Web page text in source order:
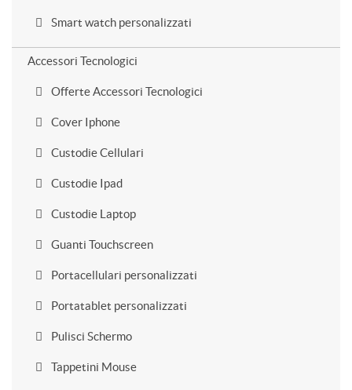
Smart watch personalizzati
Accessori Tecnologici
Offerte Accessori Tecnologici
Cover Iphone
Custodie Cellulari
Custodie Ipad
Custodie Laptop
Guanti Touchscreen
Portacellulari personalizzati
Portatablet personalizzati
Pulisci Schermo
Tappetini Mouse